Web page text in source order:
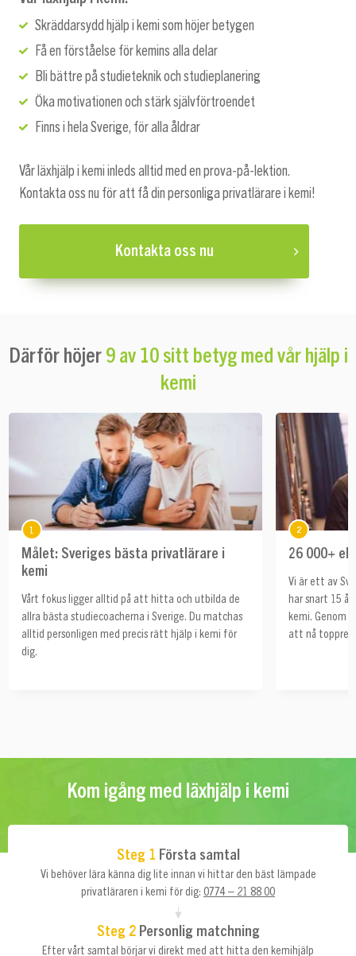
Skräddarsydd hjälp i kemi som höjer betygen
Få en förståelse för kemins alla delar
Bli bättre på studieteknik och studieplanering
Öka motivationen och stärk självförtroendet
Finns i hela Sverige, för alla åldrar
Vår läxhjälp i kemi inleds alltid med en prova-på-lektion.
Kontakta oss nu för att få din personliga privatlärare i kemi!
Kontakta oss nu
Därför höjer 9 av 10 sitt betyg med vår hjälp i
kemi
1
Målet: Sveriges bästa privatlärare i
kemi
Vårt fokus ligger alltid på att hitta och utbilda de
allra bästa studiecoacherna i Sverige. Du matchas
alltid personligen med precis rätt hjälp i kemi för
dig.
2
26 000+
Vi är ett av
har snart 15
kemi. Genom
att nå
Kom igång med läxhjälp i kemi
Steg 1 Första samtal
Vi behöver lära känna dig lite innan vi hittar den bäst lämpade
privatläraren i kemi för dig: 0774 – 21 88 00
Steg 2 Personlig matchning
Efter vårt samtal börjar vi direkt med att hitta den kemihjälp